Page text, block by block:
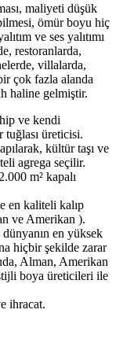
maliyeti düşük
ömür boyu hiç
ve ses yalıtımı
restoranlarda,
villalarda,
çok fazla alanda
haline gelmiştir.
ve kendi
tuğlası üreticisi.
kültür taşı ve
agrega seçilir.
m² kapalı
en kaliteli kalıp
ve Amerikan ).
en yüksek
hiçbir şekilde zarar
Alman, Amerikan
boya üreticileri ile
ihracat.